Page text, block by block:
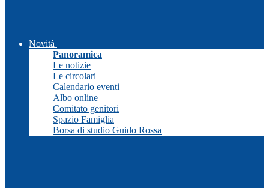
Novità
Panoramica
Le notizie
Le circolari
Calendario eventi
Albo online
Comitato genitori
Spazio Famiglia
Borsa di studio Guido Rossa